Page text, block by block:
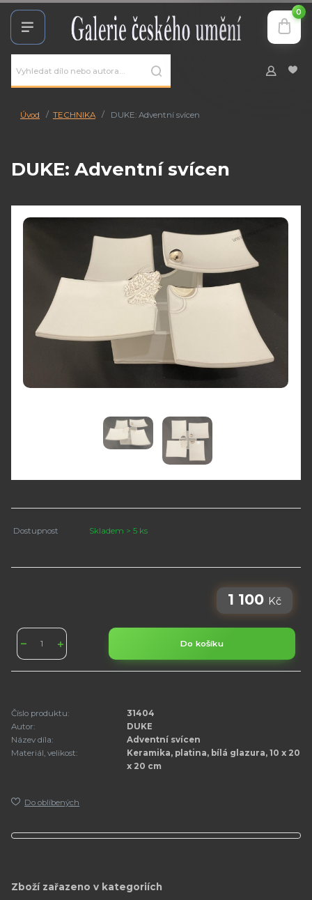
0
Úvod TECHNIKA DUKE: Adventní svícen
DUKE: Adventní svícen
Dostupnost Skladem > 5 ks
1 100 Kč
Do košíku
Číslo produktu:
31404
Autor:
DUKE
Název díla:
Adventní svícen
Materiál, velikost:
Keramika, platina, bílá glazura, 10 x 20
x 20 cm
Do oblíbených
Zboží zařazeno v kategoriích